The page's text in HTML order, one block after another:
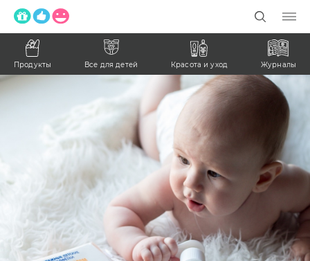
Продукты Все для детей Красота и уход Журналы